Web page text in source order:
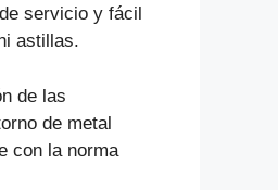
servicio y fácil
astillas.
de las
de metal
con la norma